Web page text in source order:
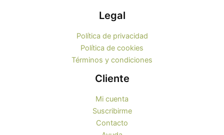
Legal
Política de privacidad
Política de cookies
Términos y condiciones
Cliente
Mi cuenta
Suscribirme
Contacto